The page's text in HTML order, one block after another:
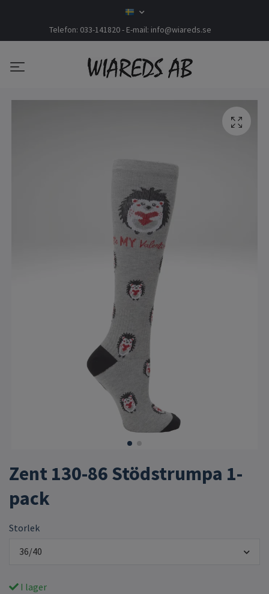
Telefon: 033-141820 - E-mail: info@wiareds.se
Zent 130-86 Stödstrumpa 1-
pack
Storlek
36/40
I lager